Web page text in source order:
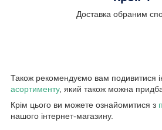
Доставка обраним
Також рекомендуємо вам подивитися
асортименту, який також можна
Крім цього ви можете ознайомитися з
нашого інтернет-магазину.